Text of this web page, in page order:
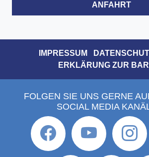
ANFAHRT
IMPRESSUM
ERKLÄRUNG ZUR
FOLGEN SIE UNS GERNE
SOCIAL MEDIA